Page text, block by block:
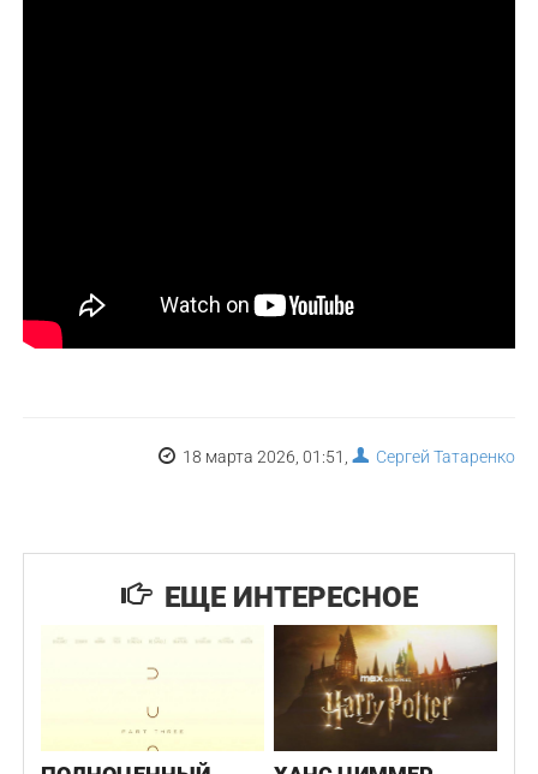
18 марта 2026, 01:51, Сергей Татаренко
ЕЩЕ ИНТЕРЕСНОЕ